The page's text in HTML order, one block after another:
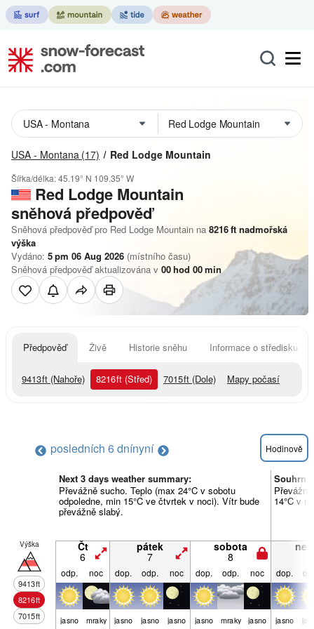
USA - Montana (17) Red Lodge Mountain
Šířka/délka:45.19° N 109.35° W
Red Lodge Mountain
sněhová předpověď
Sněhová předpověď pro Red Lodge Mountain na 8216ft nadmořská
výška
Vydáno: 5 pm 06 Aug 2026 (místního času)
Sněhová předpověď aktualizována v 00hod 00min
Předpověď Živě Historie sněhu Informace o středisku
9413ft (Nahoře) 8216ft (Střed) 7015ft (Dole) Mapy počasí
posledních 6 dnínyní Hodinově
Next 3 days weather summary:
Převážně sucho. Teplo (max 24°C v sobotu
odpoledne, min 15°C ve čtvrtek v noci). Vítr bude
převážně slabý.
Souhrn
14°C v
Výška
9413ft
8216ft
7015ft
Čt
6
pátek
7
sobota
8
odp. noc dop. odp. noc dop. odp. noc dop.
jasno mraky jasno jasno jasno jasno mraky jasno jasno